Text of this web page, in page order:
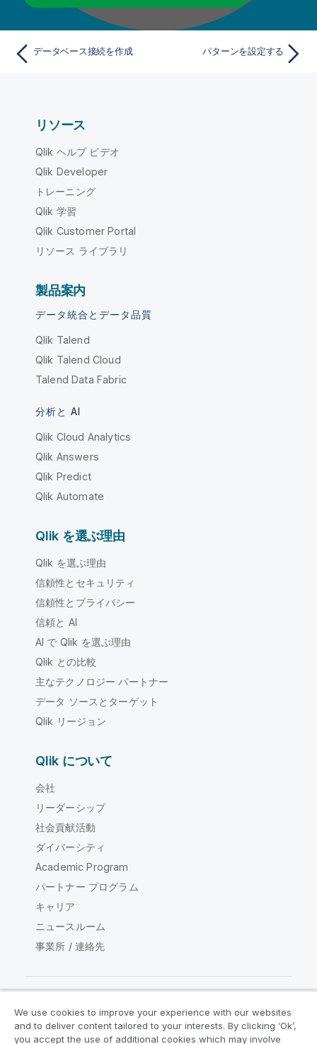
データベース接続を作成 パターンを設定する
リソース
Qlik ヘルプ ビデオ
Qlik Developer
トレーニング
Qlik 学習
Qlik Customer Portal
リソース ライブラリ
製品案内
データ統合とデータ品質
Qlik Talend
Qlik Talend Cloud
Talend Data Fabric
分析と AI
Qlik Cloud Analytics
Qlik Answers
Qlik Predict
Qlik Automate
Qlik を選ぶ理由
Qlik を選ぶ理由
信頼性とセキュリティ
信頼性とプライバシー
信頼と AI
AI で Qlik を選ぶ理由
Qlik との比較
主なテクノロジー パートナー
データ ソースとターゲット
Qlik リージョン
Qlik について
会社
リーダーシップ
社会貢献活動
ダイバーシティ
Academic Program
パートナー プログラム
キャリア
ニュースルーム
事業所 / 連絡先
Qlik コミュニティ
We use cookies to improve your experience with our websites
and to deliver content tailored to your interests. By clicking ‘Ok’,
you accept the use of additional cookies which may involve